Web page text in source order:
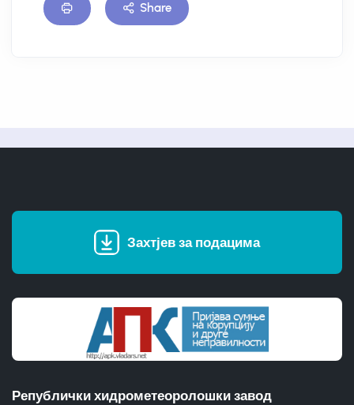
Share
Захтјев за подацима
Републички хидрометеоролошки завод